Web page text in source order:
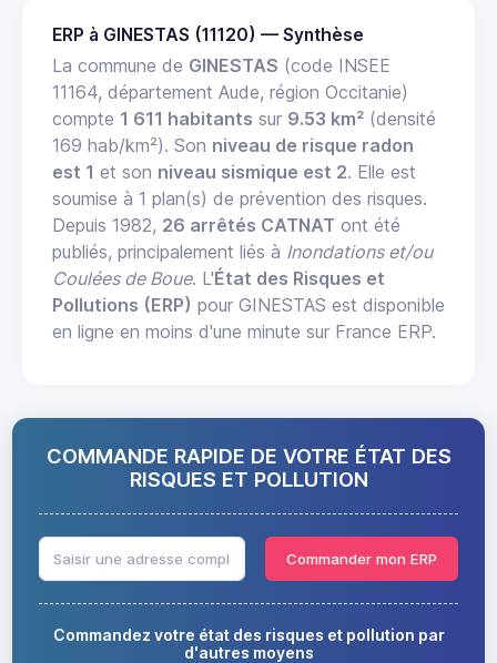
ERP à GINESTAS (11120) — Synthèse
La commune de GINESTAS (code INSEE
11164, département Aude, région Occitanie)
compte 1 611 habitants sur 9.53 km² (densité
169 hab/km²). Son niveau de risque radon
est 1 et son niveau sismique est 2. Elle est
soumise à 1 plan(s) de prévention des risques.
Depuis 1982, 26 arrêtés CATNAT ont été
publiés, principalement liés à Inondations et/ou
Coulées de Boue. L'État des Risques et
Pollutions (ERP) pour GINESTAS est disponible
en ligne en moins d'une minute sur France ERP.
COMMANDE RAPIDE DE VOTRE ÉTAT DES
RISQUES ET POLLUTION
Commander mon ERP
Commandez votre état des risques et pollution par
d'autres moyens